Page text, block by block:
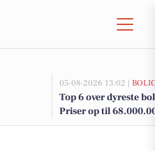
05-08-2026 13:02 |
Top 6 over dyreste
Priser op til